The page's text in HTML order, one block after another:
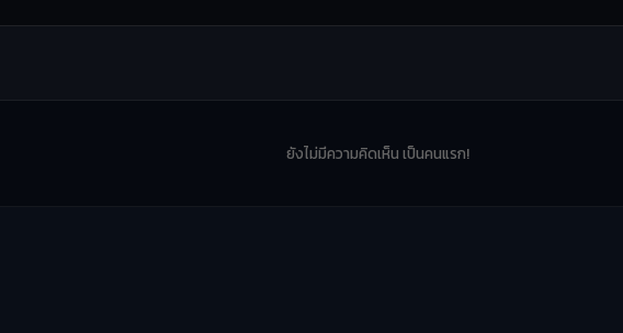
ยังไม่มีความคิดเห็น เป็นคนแรก!